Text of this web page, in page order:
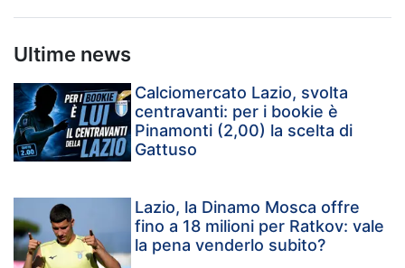
Ultime news
Calciomercato Lazio, svolta
centravanti: per i bookie è
Pinamonti (2,00) la scelta di
Gattuso
Lazio, la Dinamo Mosca offre
fino a 18 milioni per Ratkov: vale
la pena venderlo subito?